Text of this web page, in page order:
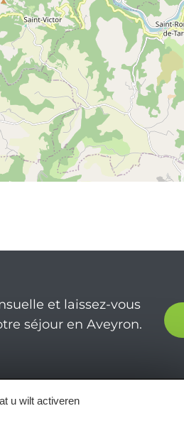
et laissez-vous
séjour en Aveyron.
u wilt activeren